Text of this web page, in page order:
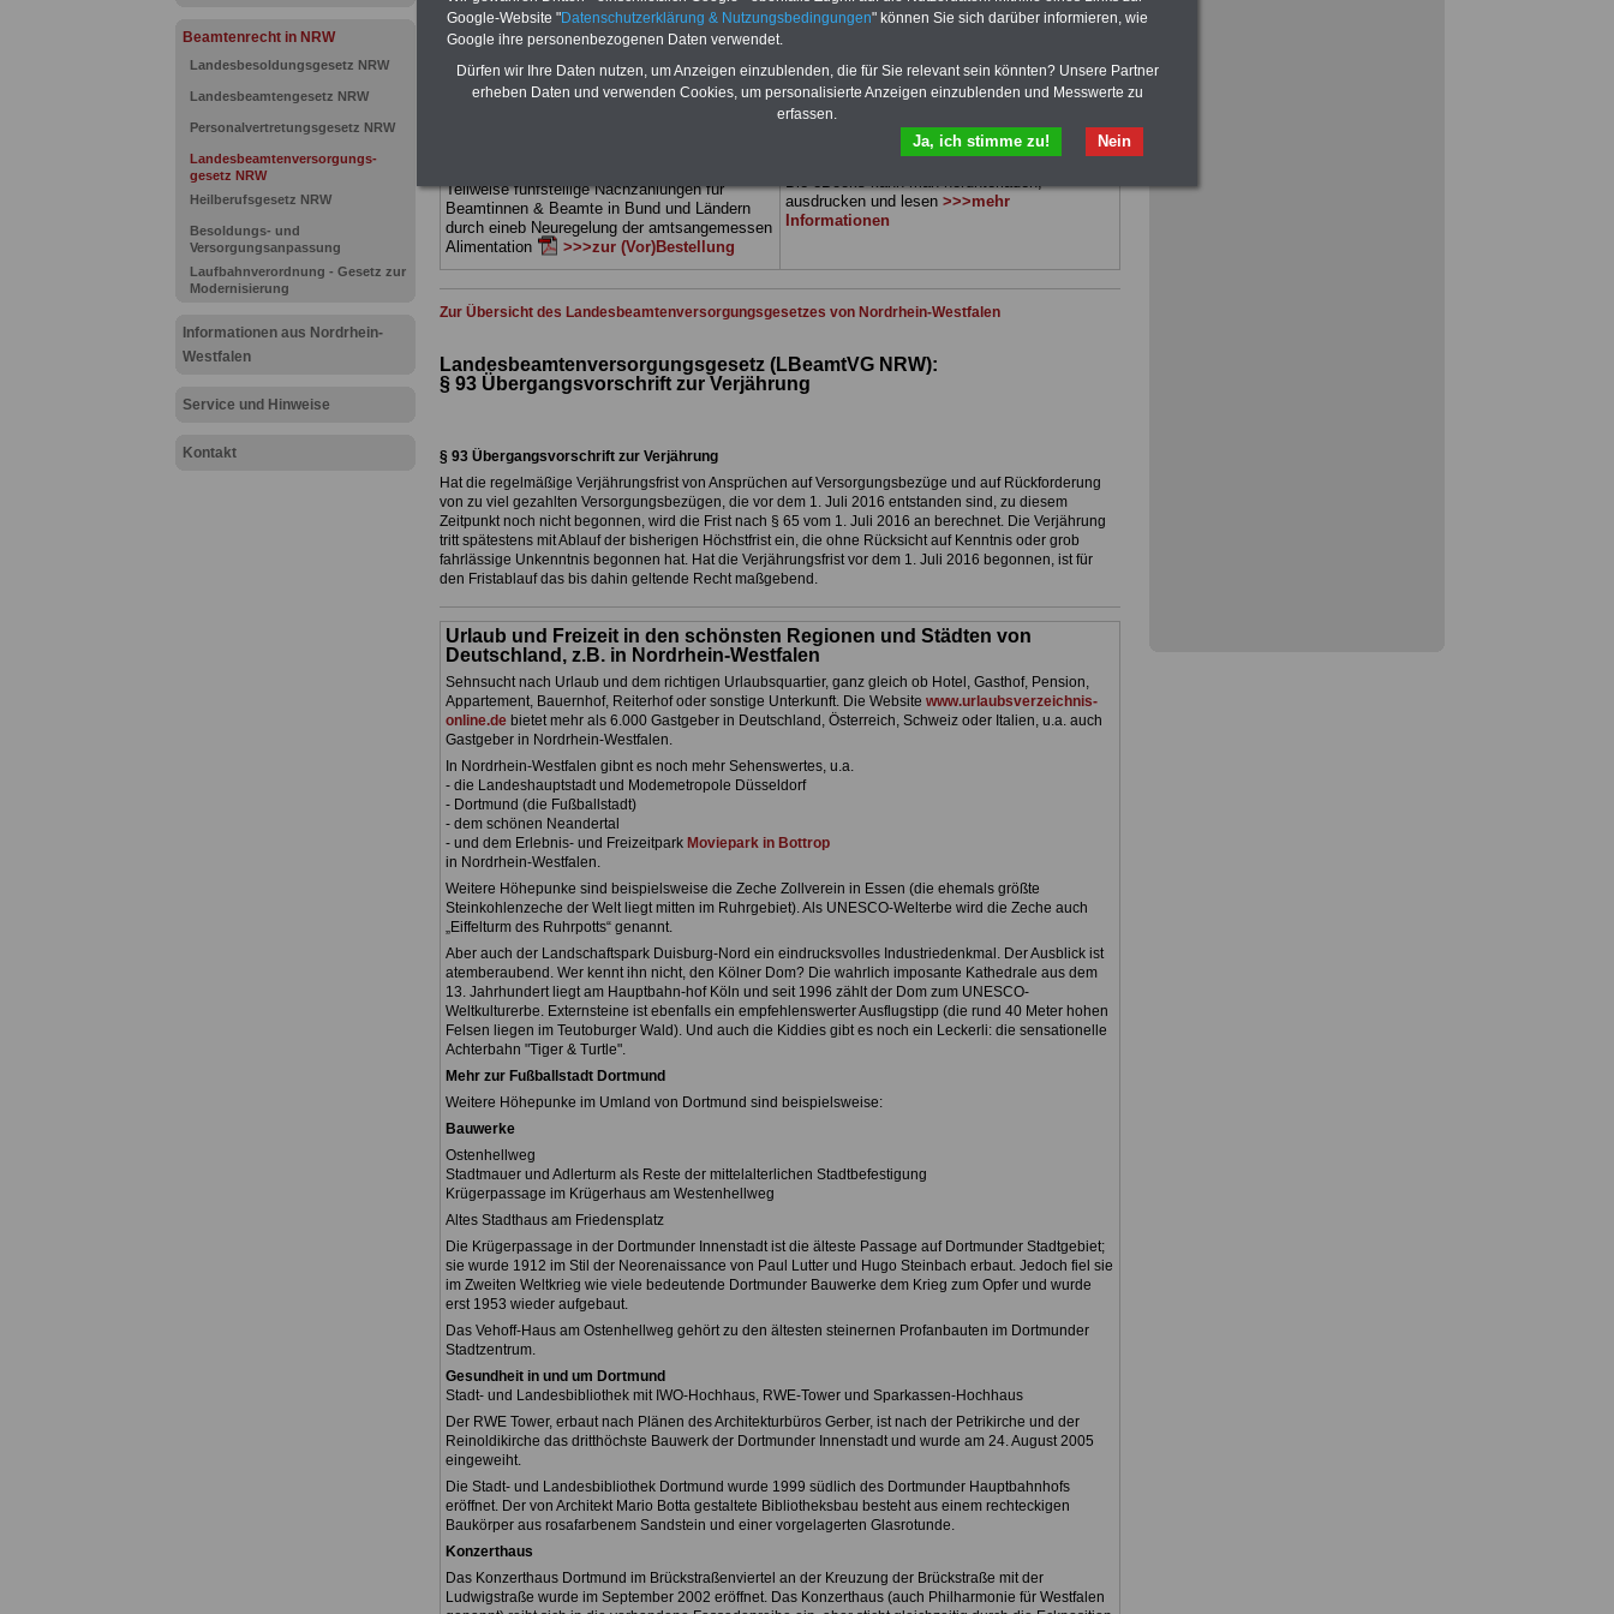
Beamtenrecht in NRW
Landesbesoldungsgesetz NRW
Landesbeamtengesetz NRW
Personalvertretungsgesetz NRW
Landesbeamtenversorgungs-
gesetz NRW
Heilberufsgesetz NRW
Besoldungs- und
Versorgungsanpassung
Laufbahnverordnung - Gesetz zur
Modernisierung
Informationen aus Nordrhein-
Westfalen
Service und Hinweise
Kontakt
Bund und Ländern) sowie Beihilferecht in Bund
und Ländern. Alle drei Ratgeber sind
übersichtlich gegliedert und erläutern auch
kom-plizierte Sachverhalte verständlich
geregelt (auch geeignet für Beamtinnen und
Teilweise fünfstellige Nachzahlungen für
Beamtinnen & Beamte in Bund und Ländern
durch eineb Neuregelung der amtsangemessen
Alimentation
>>>zur (Vor)Bestellung
können Sie zehn Bücher als eBook
herunterladen, auch für Beamtinnen und
LandesNordhrein-Westfalengeeignet:
Themen der ücher sind: Beamtenrecht,
Besoldung, Beihilferecht,
Beamtenversorgungsrecht, Rund ums Geld im
öff. Dienst, Nebentätigkeitsrecht, Frauen im
Die eBooks kann man herunterladen,
ausdrucken und lesen >>>mehr
Informationen
Zur Übersicht des Landesbeamtenversorgungsgesetzes von Nordrhein-Westfalen
Landesbeamtenversorgungsgesetz (LBeamtVG NRW):
§ 93 Übergangsvorschrift zur Verjährung
§ 93 Übergangsvorschrift zur Verjährung
Hat die regelmäßige Verjährungsfrist von Ansprüchen auf Versorgungsbezüge und auf Rückforderung
von zu viel gezahlten Versorgungsbezügen, die vor dem 1. Juli 2016 entstanden sind, zu diesem
Zeitpunkt noch nicht begonnen, wird die Frist nach § 65 vom 1. Juli 2016 an berechnet. Die Verjährung
tritt spätestens mit Ablauf der bisherigen Höchstfrist ein, die ohne Rücksicht auf Kenntnis oder grob
fahrlässige Unkenntnis begonnen hat. Hat die Verjährungsfrist vor dem 1. Juli 2016 begonnen, ist für
den Fristablauf das bis dahin geltende Recht maßgebend.
Urlaub und Freizeit in den schönsten Regionen und Städten von
Deutschland, z.B. in Nordrhein-Westfalen
Sehnsucht nach Urlaub und dem richtigen Urlaubsquartier, ganz gleich ob Hotel, Gasthof, Pension,
Appartement, Bauernhof, Reiterhof oder sonstige Unterkunft. Die Website www.urlaubsverzeichnis-
online.debietet mehr als 6.000 Gastgeber in Deutschland, Österreich, Schweiz oder Italien, u.a. auch
Gastgeber in Nordrhein-Westfalen.
In Nordrhein-Westfalen gibnt es noch mehr Sehenswertes, u.a.
- die Landeshauptstadt und Modemetropole Düsseldorf
- Dortmund (die Fußballstadt)
- dem schönen Neandertal
- und dem Erlebnis- und Freizeitpark Moviepark in Bottrop
in Nordrhein-Westfalen.
Weitere Höhepunke sind beispielsweise die Zeche Zollverein in Essen (die ehemals größte
Steinkohlenzeche der Welt liegt mitten im Ruhrgebiet). Als UNESCO-Welterbe wird die Zeche auch
„Eiffelturm des Ruhrpotts“ genannt.
Aber auch der Landschaftspark Duisburg-Nord ein eindrucksvolles Industriedenkmal. Der Ausblick ist
atemberaubend. Wer kennt ihn nicht, den Kölner Dom? Die wahrlich imposante Kathedrale aus dem
13. Jahrhundert liegt am Hauptbahn-hof Köln und seit 1996 zählt der Dom zum UNESCO-
Weltkulturerbe. Externsteine ist ebenfalls ein empfehlenswerter Ausflugstipp (die rund 40 Meter hohen
Felsen liegen im Teutoburger Wald). Und auch die Kiddies gibt es noch ein Leckerli: die sensationelle
Achterbahn "Tiger & Turtle".
Mehr zur Fußballstadt Dortmund
Weitere Höhepunke im Umland von Dortmund sind beispielsweise:
Bauwerke
Ostenhellweg
Stadtmauer und Adlerturm als Reste der mittelalterlichen Stadtbefestigung
Krügerpassage im Krügerhaus am Westenhellweg
Altes Stadthaus am Friedensplatz
Die Krügerpassage in der Dortmunder Innenstadt ist die älteste Passage auf Dortmunder Stadtgebiet;
sie wurde 1912 im Stil der Neorenaissance von Paul Lutter und Hugo Steinbach erbaut. Jedoch fiel sie
im Zweiten Weltkrieg wie viele bedeutende Dortmunder Bauwerke dem Krieg zum Opfer und wurde
erst 1953 wieder aufgebaut.
Das Vehoff-Haus am Ostenhellweg gehört zu den ältesten steinernen Profanbauten im Dortmunder
Stadtzentrum.
Gesundheit in und um Dortmund
Stadt- und Landesbibliothek mit IWO-Hochhaus, RWE-Tower und Sparkassen-Hochhaus
Der RWE Tower, erbaut nach Plänen des Architekturbüros Gerber, ist nach der Petrikirche und der
Reinoldikirche das dritthöchste Bauwerk der Dortmunder Innenstadt und wurde am 24. August 2005
eingeweiht.
Die Stadt- und Landesbibliothek Dortmund wurde 1999 südlich des Dortmunder Hauptbahnhofs
eröffnet. Der von Architekt Mario Botta gestaltete Bibliotheksbau besteht aus einem rechteckigen
Baukörper aus rosafarbenem Sandstein und einer vorgelagerten Glasrotunde.
Konzerthaus
Das Konzerthaus Dortmund im Brückstraßenviertel an der Kreuzung der Brückstraße mit der
Ludwigstraße wurde im September 2002 eröffnet. Das Konzerthaus (auch Philharmonie für Westfalen
Google-Website "Datenschutzerklärung & Nutzungsbedingungen" können Sie sich darüber informieren, wie
Google ihre personenbezogenen Daten verwendet.
Dürfen wir Ihre Daten nutzen, um Anzeigen einzublenden, die für Sie relevant sein könnten? Unsere Partner
erheben Daten und verwenden Cookies, um personalisierte Anzeigen einzublenden und Messwerte zu
erfassen.
Nein
Ja, ich stimme zu!